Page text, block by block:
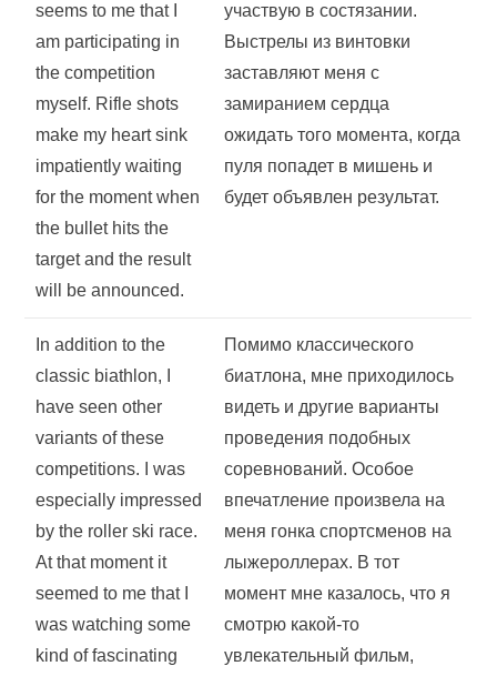
seems to me that I
am participating in
the competition
myself. Rifle shots
make my heart sink
impatiently waiting
for the moment when
the bullet hits the
target and the result
will be announced.
участвую в состязании.
Выстрелы из винтовки
заставляют меня с
замиранием сердца
ожидать того момента, когда
пуля попадет в мишень и
будет объявлен результат.
In addition to the
classic biathlon, I
have seen other
variants of these
competitions. I was
especially impressed
by the roller ski race.
At that moment it
seemed to me that I
was watching some
kind of fascinating
Помимо классического
биатлона, мне приходилось
видеть и другие варианты
проведения подобных
соревнований. Особое
впечатление произвела на
меня гонка спортсменов на
лыжероллерах. В тот
момент мне казалось, что я
смотрю какой-то
увлекательный фильм,